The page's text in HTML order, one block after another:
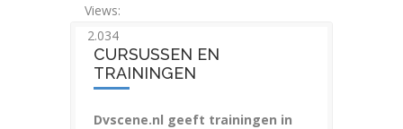
Views:
2.034
CURSUSSEN EN
TRAININGEN
Dvscene.nl geeft trainingen in